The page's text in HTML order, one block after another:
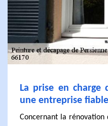
La prise en charge
une entreprise
Concernant la rénovation